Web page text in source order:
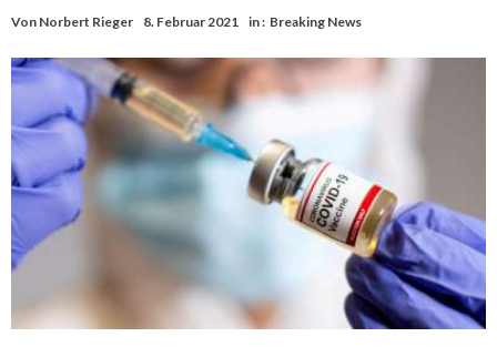
Von Norbert Rieger 8. Februar 2021 in : Breaking News